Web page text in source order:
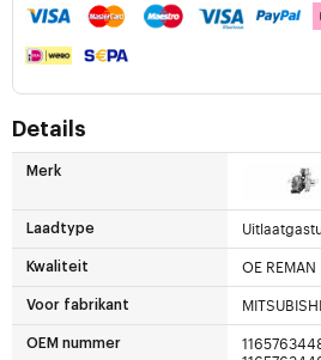
Details
Merk
Laadtype
Kwaliteit OE REMAN
Voor fabrikant MITSUBISHI
OEM nummer